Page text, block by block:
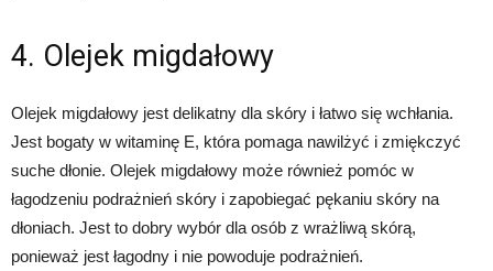
4. Olejek migdałowy
Olejek migdałowy jest delikatny dla skóry i łatwo się wchłania.
Jest bogaty w witaminę E, która pomaga nawilżyć i zmiękczyć
suche dłonie. Olejek migdałowy może również pomóc w
łagodzeniu podrażnień skóry i zapobiegać pękaniu skóry na
dłoniach. Jest to dobry wybór dla osób z wrażliwą skórą,
ponieważ jest łagodny i nie powoduje podrażnień.